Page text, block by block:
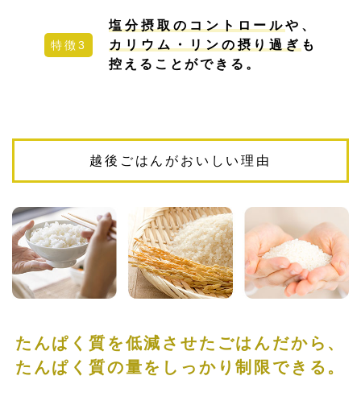
特徴3
塩分摂取のコントロールや、
カリウム・リンの摂り過ぎも
控えることができる。
越後ごはんがおいしい理由
たんぱく質を低減させたごはんだから、
たんぱく質の量をしっかり制限できる。